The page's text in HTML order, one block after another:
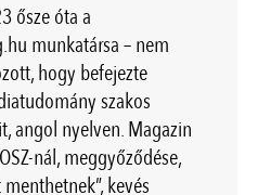
ősze óta a
munkatársa – nem
hogy befejezte
szakos
angol nyelven. Magazin
nál, meggyőződése,
kevés